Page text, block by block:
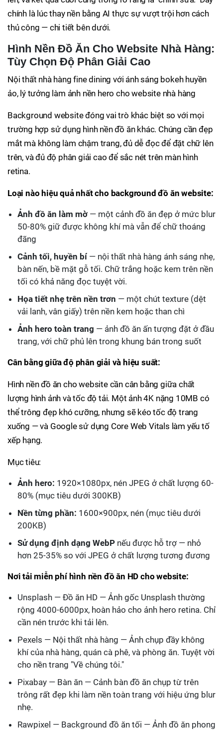
chính là lúc thay nền bằng AI thực sự vượt trội hơn cách
thủ công — chi tiết bên dưới.
Hình Nền Đồ Ăn Cho Website Nhà Hàng:
Tùy Chọn Độ Phân Giải Cao
Nội thất nhà hàng fine dining với ánh sáng bokeh huyền
ảo, lý tưởng làm ảnh nền hero cho website nhà hàng
Background website đóng vai trò khác biệt so với mọi
trường hợp sử dụng hình nền đồ ăn khác. Chúng cần đẹp
mắt mà không làm chậm trang, đủ dễ đọc để đặt chữ lên
trên, và đủ độ phân giải cao để sắc nét trên màn hình
retina.
Loại nào hiệu quả nhất cho background đồ ăn website:
Ảnh đồ ăn làm mờ — một cảnh đồ ăn đẹp ở mức blur
50-80% giữ được không khí mà vẫn để chữ thoáng
đãng
Cảnh tối, huyền bí— nội thất nhà hàng ánh sáng nhẹ,
bàn nến, bề mặt gỗ tối. Chữ trắng hoặc kem trên nền
tối có khả năng đọc tuyệt vời.
Họa tiết nhẹ trên nền trơn — một chút texture (dệt
vải lanh, vân giấy) trên nền kem hoặc than chì
Ảnh hero toàn trang — ảnh đồ ăn ấn tượng đặt ở đầu
trang, với chữ phủ lên trong khung bán trong suốt
Cân bằng giữa độ phân giải và hiệu suất:
Hình nền đồ ăn cho website cần cân bằng giữa chất
lượng hình ảnh và tốc độ tải. Một ảnh 4K nặng 10MB có
thể trông đẹp khó cưỡng, nhưng sẽ kéo tốc độ trang
xuống — và Google sử dụng Core Web Vitals làm yếu tố
xếp hạng.
Mục tiêu:
Ảnh hero: 1920×1080px, nén JPEG ở chất lượng 60-
80% (mục tiêu dưới 300KB)
Nền từng phần: 1600×900px, nén (mục tiêu dưới
200KB)
Sử dụng định dạng WebP nếu được hỗ trợ — nhỏ
hơn 25-35% so với JPEG ở chất lượng tương đương
Nơi tải miễn phí hình nền đồ ăn HD cho website:
Unsplash — Đồ ăn HD — Ảnh gốc Unsplash thường
rộng 4000-6000px, hoàn hảo cho ảnh hero retina. Chỉ
cần nén trước khi tải lên.
Pexels — Nội thất nhà hàng — Ảnh chụp đầy không
khí của nhà hàng, quán cà phê, và phòng ăn. Tuyệt vời
cho nền trang "Về chúng tôi."
Pixabay — Bàn ăn — Cảnh bàn đồ ăn chụp từ trên
trông rất đẹp khi làm nền toàn trang với hiệu ứng blur
nhẹ.
Rawpixel — Background đồ ăn tối — Ảnh đồ ăn phong